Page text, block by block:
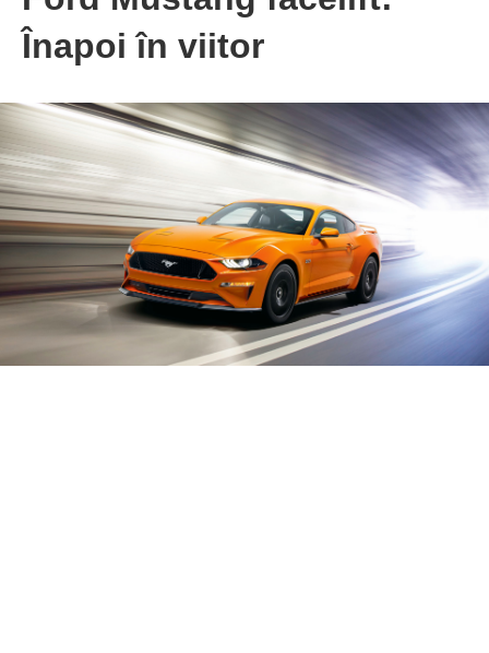
Înapoi în viitor